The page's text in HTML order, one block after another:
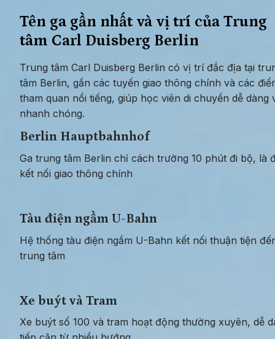
Tên ga gần nhất và vị trí của Trung
tâm Carl Duisberg Berlin
Trung tâm Carl Duisberg Berlin có vị trí đắc địa tại
tâm Berlin, gần các tuyến giao thông chính và các
tham quan nổi tiếng, giúp học viên di chuyển dễ dàng
nhanh chóng.
Berlin Hauptbahnhof
Ga trung tâm Berlin chỉ cách trường 10 phút đi bộ, là
kết nối giao thông chính
Tàu điện ngầm U-Bahn
Hệ thống tàu điện ngầm U-Bahn kết nối thuận tiện
trung tâm
Xe buýt và Tram
Xe buýt số 100 và tram hoạt động thường xuyên, dễ